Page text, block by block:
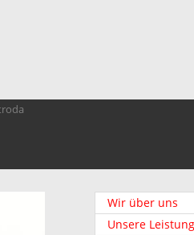
Wir über uns
Unsere